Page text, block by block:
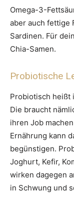
Omega-3-
aber auch fettige
Sardinen. Für
Chia-Samen.
Probiotische
Probiotisch heißt
Die braucht
ihren Job
Ernährung kann
begünstigen.
Joghurt, Kefir,
wirken dagegen
in Schwung und